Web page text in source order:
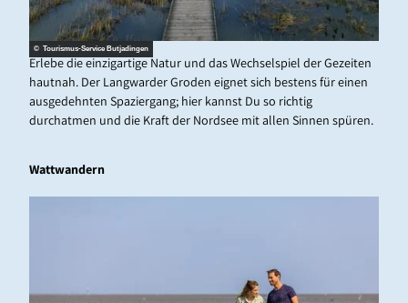
© Tourismus-Service Butjadingen
Erlebe die einzigartige Natur und das Wechselspiel der Gezeiten
hautnah. Der Langwarder Groden eignet sich bestens für einen
ausgedehnten Spaziergang; hier kannst Du so richtig
durchatmen und die Kraft der Nordsee mit allen Sinnen spüren.
Wattwandern